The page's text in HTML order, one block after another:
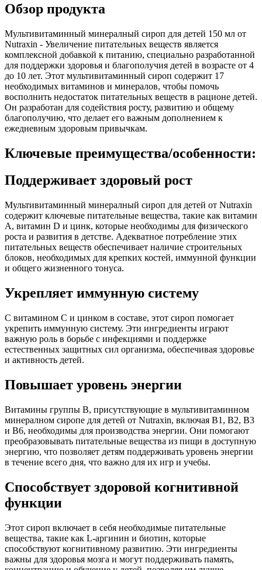
Обзор продукта
Мультивитаминный минералный сироп для детей 150 мл от
Nutraxin - Увеличение питательных веществ является
комплексной добавкой к питанию, специально разработанной
для поддержки здоровья и благополучия детей в возрасте от 4
до 10 лет. Этот мультивитаминный сироп содержит 17
необходимых витаминов и минералов, чтобы помочь
восполнить недостаток питательных веществ в рационе детей.
Он разработан для содействия росту, развитию и общему
благополучию, что делает его важным дополнением к
ежедневным здоровым привычкам.
Ключевые преимущества/особенности:
Поддерживает здоровый рост
Мультивитаминный минералный сироп для детей от Nutraxin
содержит ключевые питательные вещества, такие как витамин
A, витамин D и цинк, которые необходимы для физического
роста и развития в детстве. Адекватное потребление этих
питательных веществ обеспечивает наличие строительных
блоков, необходимых для крепких костей, иммунной функции
и общего жизненного тонуса.
Укрепляет иммунную систему
С витамином C и цинком в составе, этот сироп помогает
укрепить иммунную систему. Эти ингредиенты играют
важную роль в борьбе с инфекциями и поддержке
естественных защитных сил организма, обеспечивая здоровье
и активность детей.
Повышает уровень энергии
Витамины группы B, присутствующие в мультивитаминном
минералном сиропе для детей от Nutraxin, включая B1, B2, B3
и B6, необходимы для производства энергии. Они помогают
преобразовывать питательные вещества из пищи в доступную
энергию, что позволяет детям поддерживать уровень энергии
в течение всего дня, что важно для их игр и учебы.
Способствует здоровой когнитивной
функции
Этот сироп включает в себя необходимые питательные
вещества, такие как L-аргинин и биотин, которые
способствуют когнитивному развитию. Эти ингредиенты
важны для здоровья мозга и могут поддерживать память,